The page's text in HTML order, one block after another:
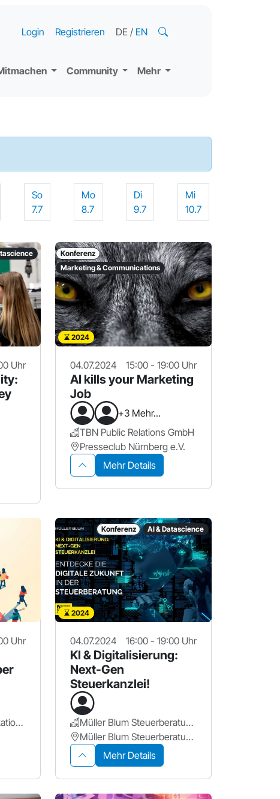
Community Mehr
Login Registrieren DE / EN
So
7.7
Mo
8.7
Di
9.7
Mi
10.7
Uhr
Konferenz
Marketing & Communications
2024
04.07.2024 15:00 - 19:00 Uhr
AI kills your Marketing
Job
+3 Mehr...
TBN Public Relations GmbH
Presseclub Nürnberg e.V.
Mehr Details
Uhr
Kaltwasser Kommunikation GmbH
Konferenz AI & Datascience
2024
04.07.2024 16:00 - 19:00 Uhr
KI & Digitalisierung:
Next-Gen
Steuerkanzlei!
Müller Blum Steuerberatungsgesellschaft mbH
Müller Blum Steuerberatungsgesellschaft mbH
Mehr Details